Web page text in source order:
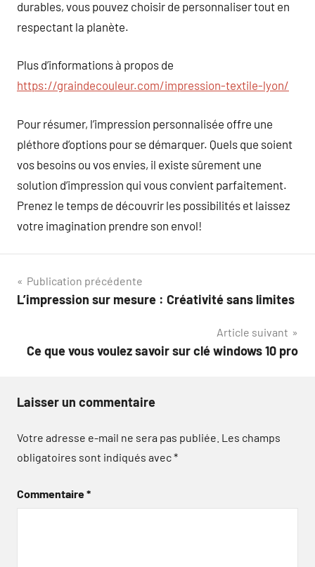
durables, vous pouvez choisir de personnaliser tout en
respectant la planète.
Plus d’informations à propos de
https://graindecouleur.com/impression-textile-lyon/
Pour résumer, l’impression personnalisée offre une
pléthore d’options pour se démarquer. Quels que soient
vos besoins ou vos envies, il existe sûrement une
solution d’impression qui vous convient parfaitement.
Prenez le temps de découvrir les possibilités et laissez
votre imagination prendre son envol!
Navigation
de
Publication précédente
L’impression sur mesure : Créativité sans limites
Article suivant
Ce que vous voulez savoir sur clé windows 10 pro
Laisser un commentaire
Votre adresse e-mail ne sera pas publiée. Les champs
obligatoires sont indiqués avec*
Commentaire*